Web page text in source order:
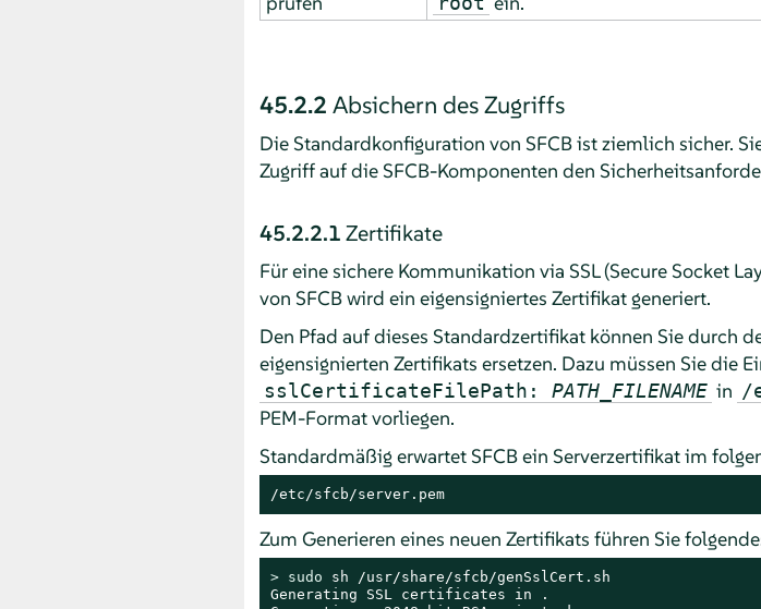
45.2.2 Absichern des Zugriffs
Die Standardkonfiguration von SFCB ist ziemlich sicher.
Zugriff auf die SFCB-Komponenten den
45.2.2.1Zertifikate
Für eine sichere Kommunikation via SSL (Secure Socket
von SFCB wird ein eigensigniertes Zertifikat generiert.
Den Pfad auf dieses Standardzertifikat können Sie durch
eigensignierten Zertifikats ersetzen. Dazu müssen Sie die
sslCertificateFilePath: PATH_FILENAME in /
PEM-Format vorliegen.
Standardmäßig erwartet SFCB ein Serverzertifikat im
/etc/sfcb/server.pem
Zum Generieren eines neuen Zertifikats führen Sie
> sudo sh /usr/share/sfcb/genSslCert.sh
Generating SSL certificates in .